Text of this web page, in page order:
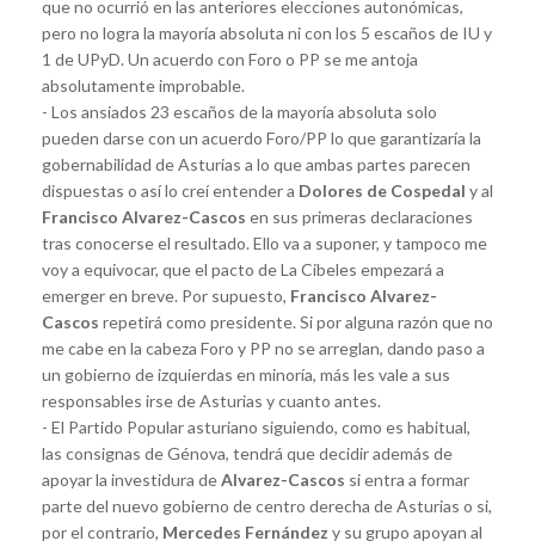
que no ocurrió en las anteriores elecciones autonómicas,
pero no logra la mayoría absoluta ni con los 5 escaños de IU y
1 de UPyD. Un acuerdo con Foro o PP se me antoja
absolutamente improbable.
- Los ansiados 23 escaños de la mayoría absoluta solo
pueden darse con un acuerdo Foro/PP lo que garantizaría la
gobernabilidad de Asturias a lo que ambas partes parecen
dispuestas o así lo creí entender a Dolores de Cospedal y al
Francisco Alvarez-Cascos en sus primeras declaraciones
tras conocerse el resultado. Ello va a suponer, y tampoco me
voy a equivocar, que el pacto de La Cibeles empezará a
emerger en breve. Por supuesto, Francisco Alvarez-
Cascos repetirá como presidente. Si por alguna razón que no
me cabe en la cabeza Foro y PP no se arreglan, dando paso a
un gobierno de izquierdas en minoría, más les vale a sus
responsables irse de Asturias y cuanto antes.
- El Partido Popular asturiano siguiendo, como es habitual,
las consignas de Génova, tendrá que decidir además de
apoyar la investidura deAlvarez-Cascos si entra a formar
parte del nuevo gobierno de centro derecha de Asturias o si,
por el contrario, Mercedes Fernández y su grupo apoyan al